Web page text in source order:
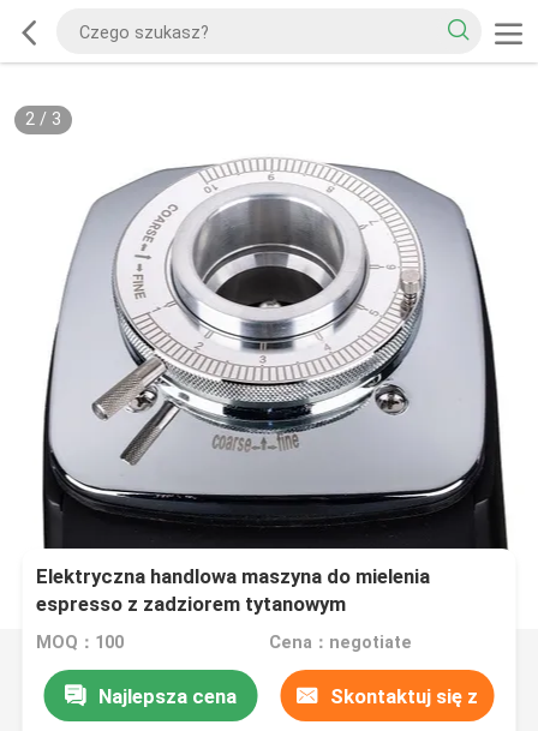
2/ 3
Elektryczna handlowa maszyna do mielenia
espresso z zadziorem tytanowym
MOQ：100 Cena：negotiate
Najlepsza cena Skontaktuj się z